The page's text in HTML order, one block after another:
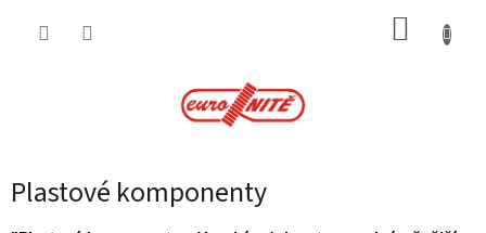
Plastové komponenty